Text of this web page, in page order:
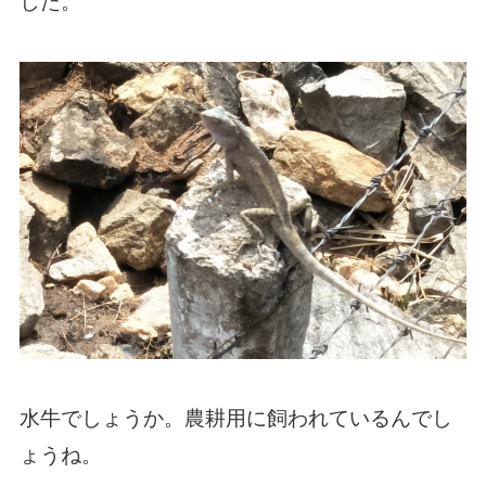
水牛でしょうか。農耕用に飼われているんでし
ょうね。